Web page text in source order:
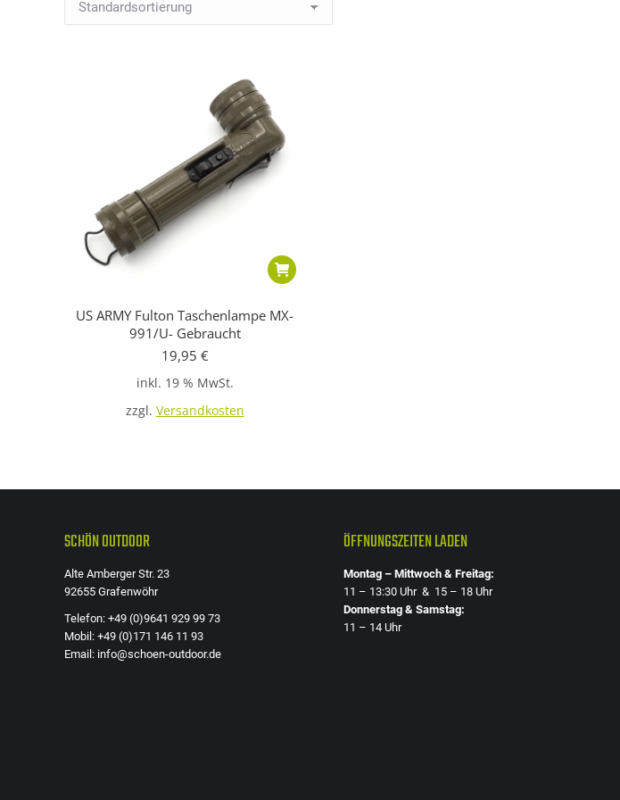
US ARMY Fulton Taschenlampe MX-
991/U- Gebraucht
19,95 €
inkl. 19 % MwSt.
zzgl. Versandkosten
SCHÖN OUTDOOR
Alte Amberger Str. 23
92655 Grafenwöhr
Telefon: +49 (0)9641 929 99 73
Mobil: +49 (0)171 146 11 93
Email: info@schoen-outdoor.de
ÖFFNUNGSZEITEN LADEN
Montag – Mittwoch & Freitag:
11 – 13:30 Uhr & 15 – 18 Uhr
Donnerstag & Samstag:
11 – 14 Uhr